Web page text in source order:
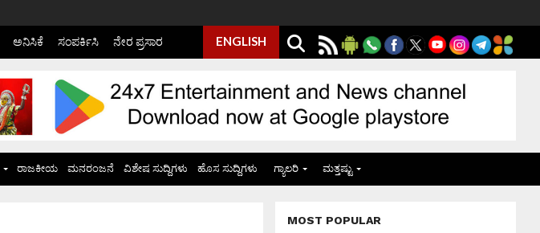
ಅನಿಸಿಕೆ ಸಂಪರ್ಕಿಸಿ ನೇರ ಪ್ರಸಾರ ENGLISH
ರಾಜಕೀಯ ಮನರಂಜನೆ ವಿಶೇಷ ಸುದ್ದಿಗಳು ಹೊಸ ಸುದ್ದಿಗಳು ಗ್ಯಾಲರಿ ಮತ್ತಷ್ಟು
MOST POPULAR